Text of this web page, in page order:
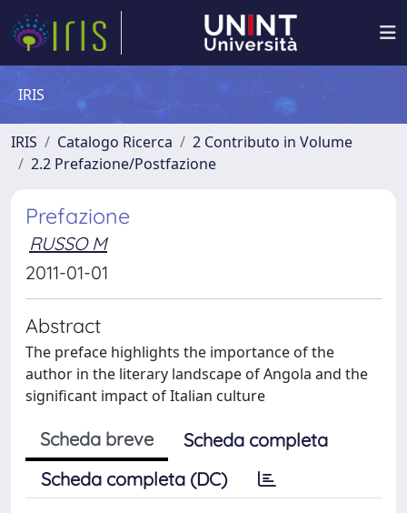
IRIS
IRIS Catalogo Ricerca
2 Contributo in Volume
2.2 Prefazione/Postfazione
Prefazione
RUSSO M
2011-01-01
Abstract
The preface highlights the importance of the
author in the literary landscape of Angola and the
significant impact of Italian culture
Scheda breve
Scheda completa
Scheda completa (DC)